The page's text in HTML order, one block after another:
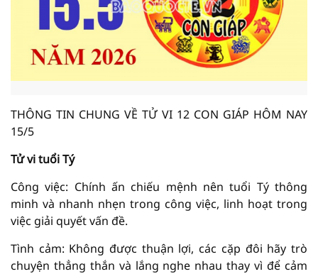
THÔNG TIN CHUNG VỀ TỬ VI 12 CON GIÁP HÔM NAY
15/5
Tử vi tuổi Tý
Công việc: Chính ấn chiếu mệnh nên tuổi Tý thông
minh và nhanh nhẹn trong công việc, linh hoạt trong
việc giải quyết vấn đề.
Tình cảm: Không được thuận lợi, các cặp đôi hãy trò
chuyện thẳng thắn và lắng nghe nhau thay vì để cảm